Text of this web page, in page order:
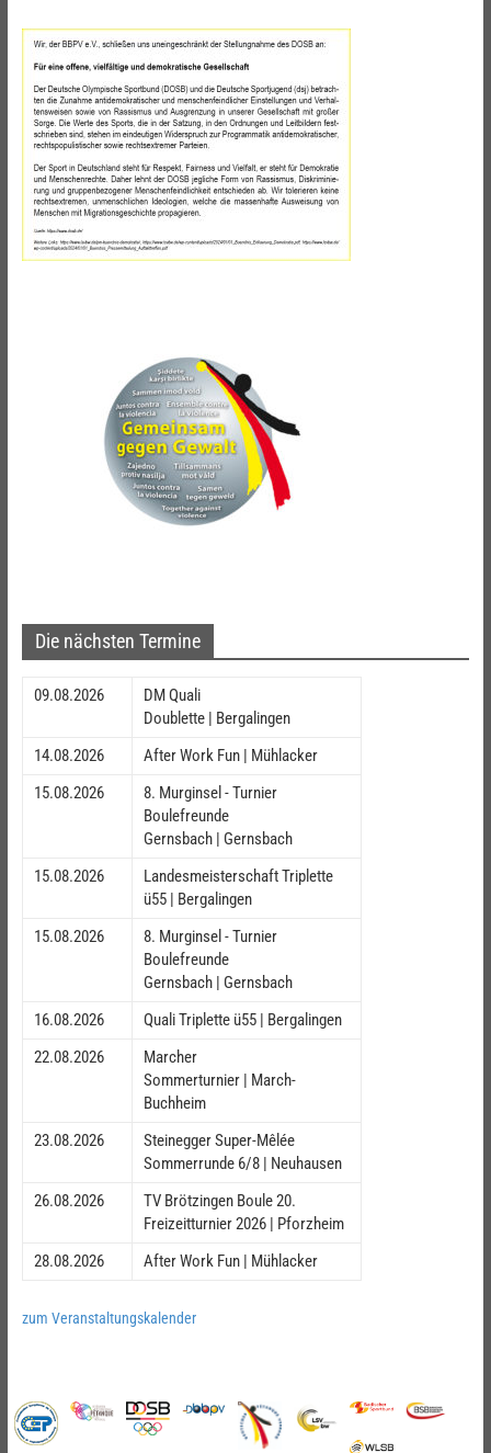
Die nächsten Termine
09.08.2026
DM Quali
Doublette | Bergalingen
14.08.2026
After Work Fun | Mühlacker
15.08.2026
8. Murginsel - Turnier
Boulefreunde
Gernsbach | Gernsbach
15.08.2026
Landesmeisterschaft Triplette
ü55 | Bergalingen
15.08.2026
8. Murginsel - Turnier
Boulefreunde
Gernsbach | Gernsbach
16.08.2026
Quali Triplette ü55 | Bergalingen
22.08.2026
Marcher
Sommerturnier | March-
Buchheim
23.08.2026
Steinegger Super-Mêlée
Sommerrunde 6/8 | Neuhausen
26.08.2026
TV Brötzingen Boule 20.
Freizeitturnier 2026 | Pforzheim
28.08.2026
After Work Fun | Mühlacker
zum Veranstaltungskalender